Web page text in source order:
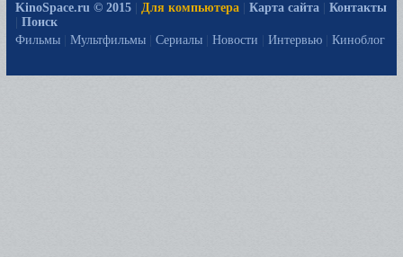
KinoSpace.ru © 2015 Для компьютера Карта сайта
Контакты
Поиск
Фильмы
Мультфильмы Сериалы Новости Интервью Киноблог